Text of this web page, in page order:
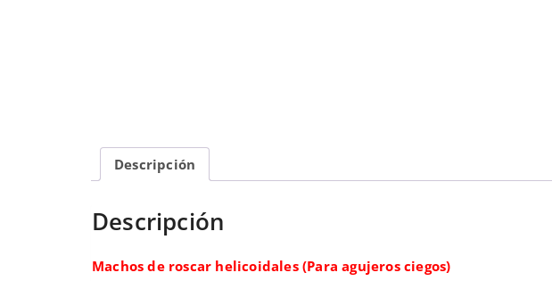
Descripción
Descripción
Machos de roscar helicoidales (Para agujeros ciegos)